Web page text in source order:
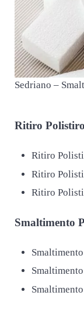
Sedriano –
Ritiro
Ritiro
Ritiro
Ritiro
Smaltimento